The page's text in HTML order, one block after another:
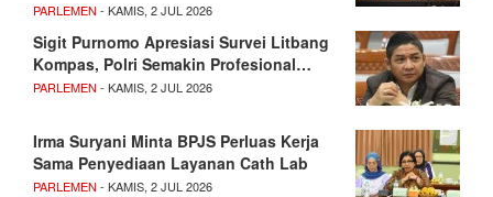
PARLEMEN - KAMIS, 2 JUL 2026
Sigit Purnomo Apresiasi Survei Litbang
Kompas, Polri Semakin Profesional…
PARLEMEN - KAMIS, 2 JUL 2026
Irma Suryani Minta BPJS Perluas Kerja
Sama Penyediaan Layanan Cath Lab
PARLEMEN - KAMIS, 2 JUL 2026